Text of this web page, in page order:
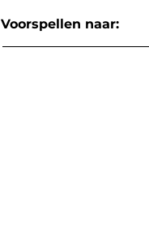
Voorspellen naar: